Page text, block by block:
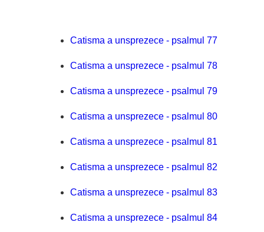
Catisma a unsprezece - psalmul 77
Catisma a unsprezece - psalmul 78
Catisma a unsprezece - psalmul 79
Catisma a unsprezece - psalmul 80
Catisma a unsprezece - psalmul 81
Catisma a unsprezece - psalmul 82
Catisma a unsprezece - psalmul 83
Catisma a unsprezece - psalmul 84